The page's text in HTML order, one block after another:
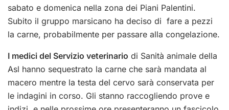
sabato e domenica nella zona dei Piani Palentini.
Subito il gruppo marsicano ha deciso di fare a pezzi
la carne, probabilmente per passare alla congelazione.
I medici del Servizio veterinario di Sanità animale della
Asl hanno sequestrato la carne che sarà mandata al
macero mentre la testa del cervo sarà conservata per
le indagini in corso. Gli stanno raccogliendo prove e